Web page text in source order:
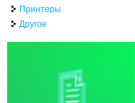
Принтеры
Другое